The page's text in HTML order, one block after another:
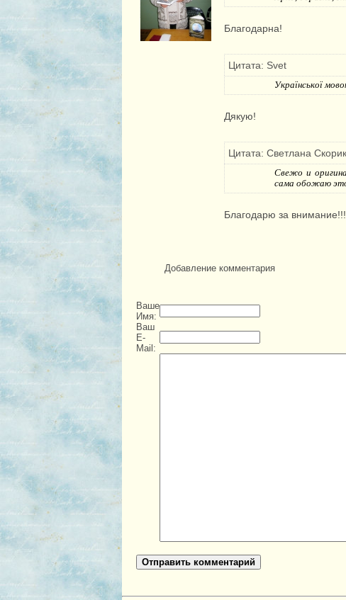
Благодарна!
Цитата: Svet
Української
Дякую!
Цитата: Светлана Скорик
Свежо и
сама обожаю
Благодарю за внимание!!!
Добавление комментария
Ваше
Имя:
Ваш
E-
Mail:
Отправить комментарий